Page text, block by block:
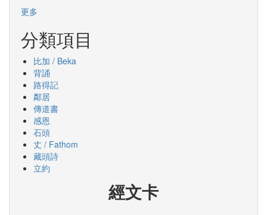
更多
分類項目
比加 / Beka
背誦
路得記
鄰居
傳道書
感恩
石頭
丈 / Fathom
藏頭詩
立約
經文卡